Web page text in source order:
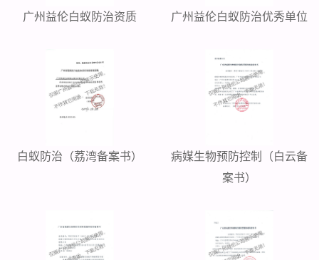
广州益伦白蚁防治资质 广州益伦白蚁防治优秀单位
白蚁防治（荔湾备案书）
病媒生物预防控制（白云备
案书）